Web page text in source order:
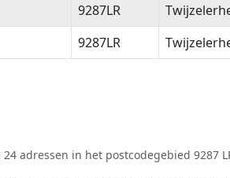
9287LR
9287LR
adressen in het postcodegebied 9287